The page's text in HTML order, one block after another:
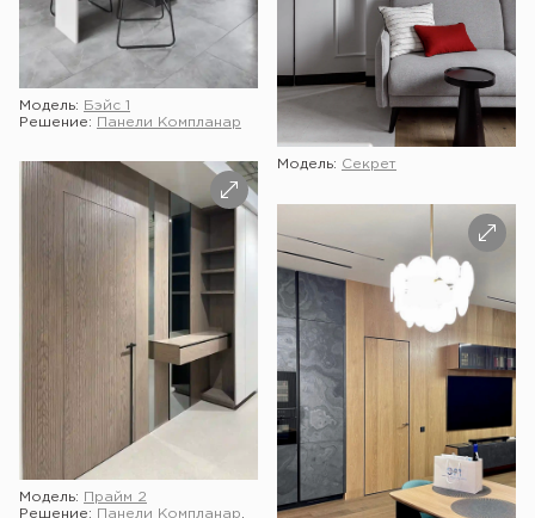
Модель:
Бэйс 1
Решение:
Панели Компланар
Модель: Секрет
Модель:
Прайм 2
Решение:
Панели Компланар